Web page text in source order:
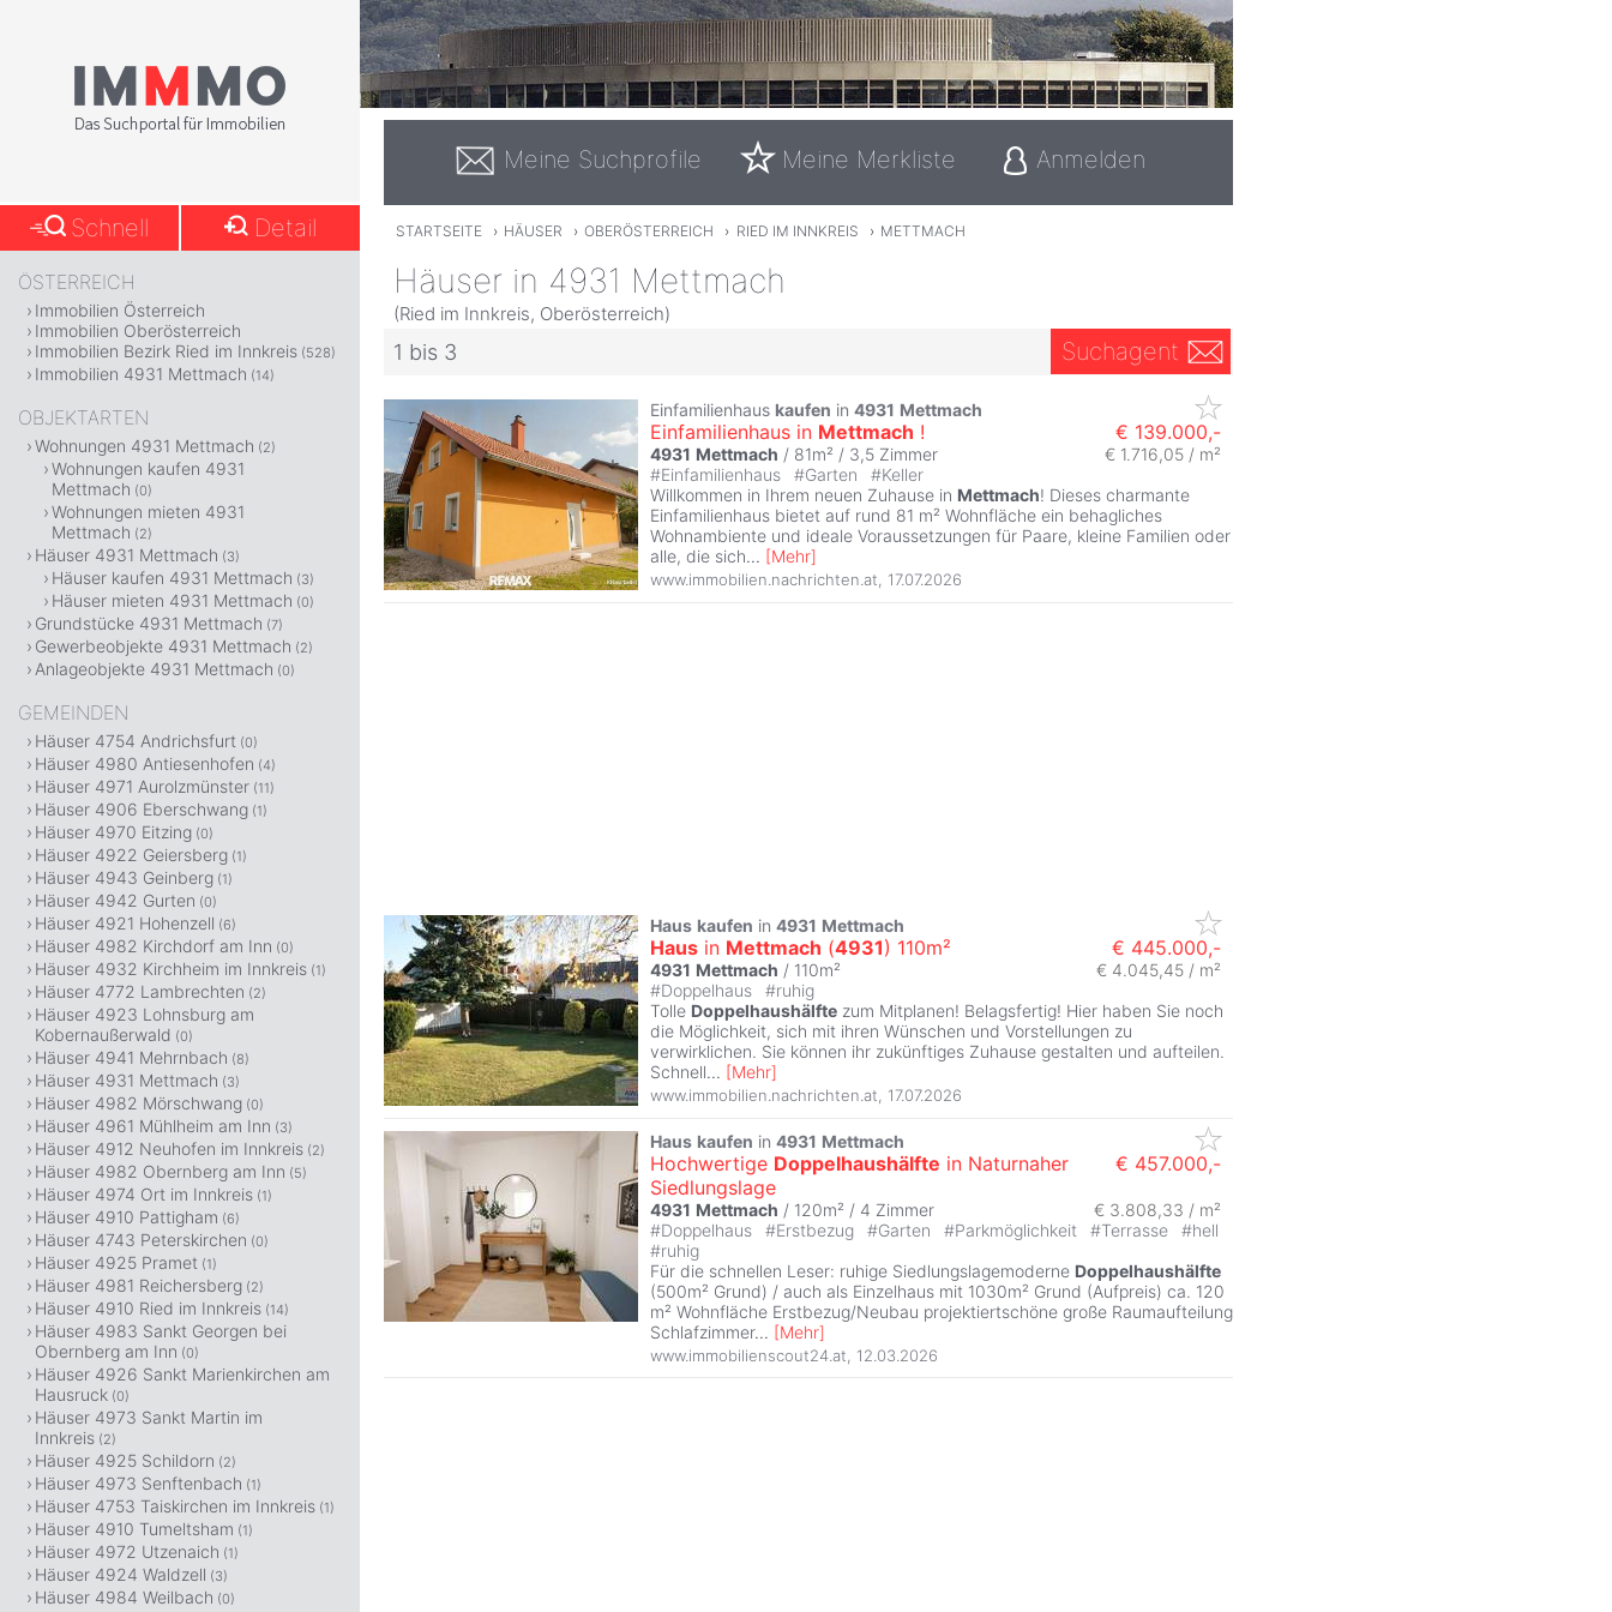
Meine Suchprofile Meine Merkliste Anmelden
STARTSEITE › HÄUSER › OBERÖSTERREICH › RIED IM INNKREIS › METTMACH
Häuser in 4931 Mettmach
(Ried im Innkreis, Oberösterreich)
1 bis 3 Suchagent
Einfamilienhaus kaufen in 4931 Mettmach
Einfamilienhaus in Mettmach ! € 139.000,-
4931 Mettmach / 81m² / 3,5 Zimmer
€ 1.716,05 / m²
#Einfamilienhaus #Garten #Keller
Willkommen in Ihrem neuen Zuhause in Mettmach! Dieses charmante
Einfamilienhaus bietet auf rund 81 m² Wohnfläche ein behagliches
Wohnambiente und ideale Voraussetzungen für Paare, kleine Familien oder
alle, die sich... [Mehr]
www.immobilien.nachrichten.at 17.07.2026
Haus kaufen in 4931 Mettmach
Haus in Mettmach (4931) 110m² € 445.000,-
4931 Mettmach / 110m²
€ 4.045,45 / m²
#Doppelhaus #ruhig
Tolle Doppelhaushälfte zum Mitplanen! Belagsfertig! Hier haben Sie noch
die Möglichkeit, sich mit ihren Wünschen und Vorstellungen zu
verwirklichen. Sie können ihr zukünftiges Zuhause gestalten und aufteilen.
Schnell... [Mehr]
www.immobilien.nachrichten.at 17.07.2026
Haus kaufen in 4931 Mettmach
Hochwertige Doppelhaushälfte in Naturnaher
Siedlungslage
€ 457.000,-
4931 Mettmach / 120m² / 4 Zimmer
€ 3.808,33 / m²
#Doppelhaus #Erstbezug #Garten #Parkmöglichkeit #Terrasse #hell
#ruhig
Für die schnellen Leser: ruhige Siedlungslagemoderne Doppelhaushälfte
(500m² Grund) / auch als Einzelhaus mit 1030m² Grund (Aufpreis) ca. 120
m² Wohnfläche Erstbezug/Neubau projektiertschöne große Raumaufteilung
Schlafzimmer... [Mehr]
www.immobilienscout24.at 12.03.2026
Schnell Detail
ÖSTERREICH
Immobilien Österreich
Immobilien Oberösterreich
Immobilien Bezirk Ried im Innkreis (528)
Immobilien 4931 Mettmach (14)
OBJEKTARTEN
Wohnungen 4931 Mettmach (2)
Wohnungen kaufen 4931
Mettmach (0)
Wohnungen mieten 4931
Mettmach (2)
Häuser 4931 Mettmach (3)
Häuser kaufen 4931 Mettmach (3)
Häuser mieten 4931 Mettmach (0)
Grundstücke 4931 Mettmach (7)
Gewerbeobjekte 4931 Mettmach (2)
Anlageobjekte 4931 Mettmach (0)
GEMEINDEN
Häuser 4754 Andrichsfurt (0)
Häuser 4980 Antiesenhofen (4)
Häuser 4971 Aurolzmünster (11)
Häuser 4906 Eberschwang (1)
Häuser 4970 Eitzing (0)
Häuser 4922 Geiersberg (1)
Häuser 4943 Geinberg (1)
Häuser 4942 Gurten (0)
Häuser 4921 Hohenzell (6)
Häuser 4982 Kirchdorf am Inn (0)
Häuser 4932 Kirchheim im Innkreis (1)
Häuser 4772 Lambrechten (2)
Häuser 4923 Lohnsburg am
Kobernaußerwald (0)
Häuser 4941 Mehrnbach (8)
Häuser 4931 Mettmach (3)
Häuser 4982 Mörschwang (0)
Häuser 4961 Mühlheim am Inn (3)
Häuser 4912 Neuhofen im Innkreis (2)
Häuser 4982 Obernberg am Inn (5)
Häuser 4974 Ort im Innkreis (1)
Häuser 4910 Pattigham (6)
Häuser 4743 Peterskirchen (0)
Häuser 4925 Pramet (1)
Häuser 4981 Reichersberg (2)
Häuser 4910 Ried im Innkreis (14)
Häuser 4983 Sankt Georgen bei
Obernberg am Inn (0)
Häuser 4926 Sankt Marienkirchen am
Hausruck (0)
Häuser 4973 Sankt Martin im
Innkreis (2)
Häuser 4925 Schildorn (2)
Häuser 4973 Senftenbach (1)
Häuser 4753 Taiskirchen im Innkreis (1)
Häuser 4910 Tumeltsham (1)
Häuser 4972 Utzenaich (1)
Häuser 4924 Waldzell (3)
Häuser 4984 Weilbach (0)